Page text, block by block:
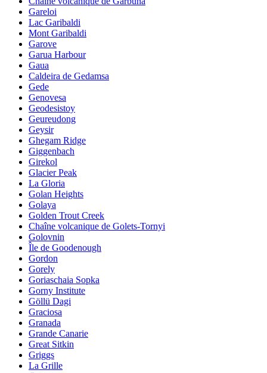
Gareloi
Lac Garibaldi
Mont Garibaldi
Garove
Garua Harbour
Gaua
Caldeira de Gedamsa
Gede
Genovesa
Geodesistoy
Geureudong
Geysir
Ghegam Ridge
Giggenbach
Girekol
Glacier Peak
La Gloria
Golan Heights
Golaya
Golden Trout Creek
Chaîne volcanique de Golets-Tornyi
Golovnin
Île de Goodenough
Gordon
Gorely
Goriaschaia Sopka
Gorny Institute
Göllü Dagi
Graciosa
Granada
Grande Canarie
Great Sitkin
Griggs
La Grille